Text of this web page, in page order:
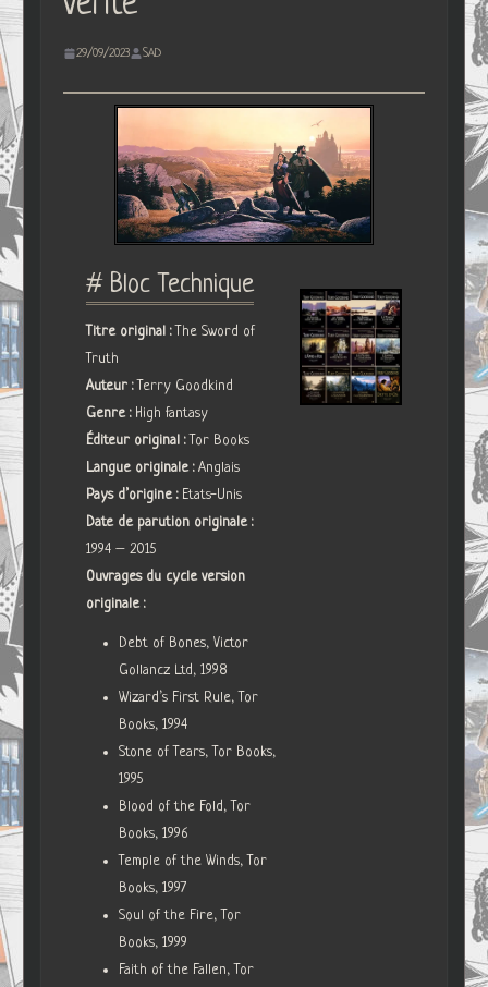
29/09/2023 SAD
# Bloc Technique
Titre original :The Sword of
Truth
Auteur :Terry Goodkind
Genre : High fantasy
Éditeur original :Tor Books
Langue originale :Anglais
Pays d’origine : Etats-Unis
Date de parution originale :
1994 – 2015
Ouvrages du cycle version
originale :
Debt of Bones, Victor
Gollancz Ltd, 1998
Wizard’s First Rule, Tor
Books, 1994
Stone of Tears, Tor Books,
1995
Blood of the Fold, Tor
Books, 1996
Temple of the Winds, Tor
Books, 1997
Soul of the Fire, Tor
Books, 1999
Faith of the Fallen, Tor